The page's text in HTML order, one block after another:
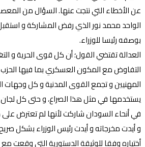
عن الأخطاء التي نتجت عنها. السؤال من
الواحد محمد نور الذي رفض المشاركة و
بوصفه رئيسا للوزراء.
العدالة تقتضي القول؛ أن كل قوى الحرية و
التفاوض مع المكون العسكري بما فيها
المهنيين و تجمع القوى المدنية و كل وجهات
يستخدمها في مثل هذا الصراع، و حتى كل
في أنحاء السودان شاركت لأنها لم تعترض
و أيدت مخرجاته و أيدت رئيس الوزراء بشكل
أختياره وفقا للوثيقة الدستورية التي وقعت